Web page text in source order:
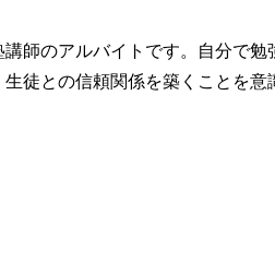
師のアルバイトです。自分で
徒との信頼関係を築くことを